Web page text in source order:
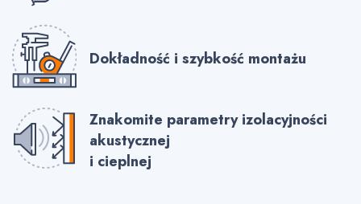
Dokładność i szybkość montażu
Znakomite parametry izolacyjności
akustycznej
i cieplnej